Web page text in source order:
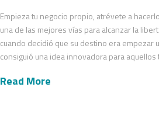
Empieza tu negocio propio, atrévete a
una de las mejores vías para alcanzar la
cuando decidió que su destino era
consiguió una idea innovadora para
Read More